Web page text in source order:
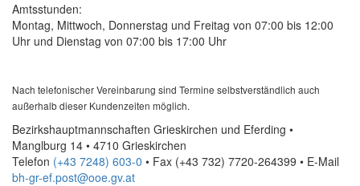
Amtsstunden:
Montag, Mittwoch, Donnerstag und Freitag von 07:00 bis 12:00
Uhr und Dienstag von 07:00 bis 17:00 Uhr
Nach telefonischer Vereinbarung sind Termine selbstverständlich auch
außerhalb dieser Kundenzeiten möglich.
Bezirkshauptmannschaften Grieskirchen und Eferding •
Manglburg 14 • 4710 Grieskirchen
Telefon (+43 7248) 603-0 • Fax (+43 732) 7720-264399 • E-Mail
bh-gr-ef.post@ooe.gv.at